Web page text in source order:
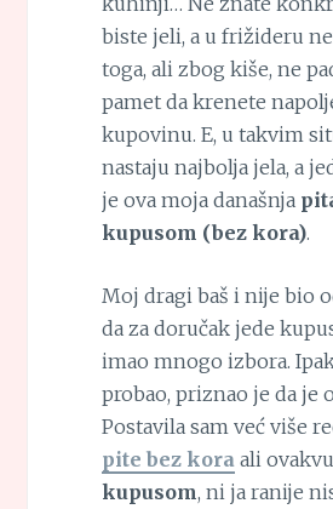
biste jeli, a u frižideru
toga, ali zbog kiše, ne
pamet da krenete
kupovinu. E, u takvim
nastaju najbolja jela, a
je ova moja današnja
kupusom (bez kora).
Moj dragi baš i nije bio
da za doručak jede
imao mnogo izbora.
probao, priznao je da je
Postavila sam već više
pite bez koraali
kupusom, ni ja ranije